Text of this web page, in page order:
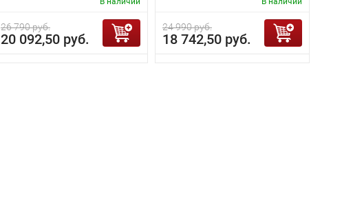
26 790 руб.
20 092,50 руб.
24 990 руб.
18 742,50 руб.